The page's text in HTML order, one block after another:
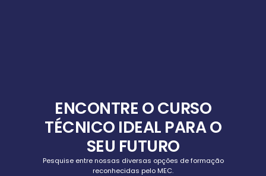
ENCONTRE O CURSO
TÉCNICO IDEAL PARA O
SEU FUTURO
Pesquise entre nossas diversas opções de formação
reconhecidas pelo MEC.